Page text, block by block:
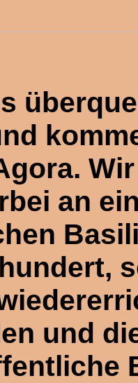
Wir
an
und